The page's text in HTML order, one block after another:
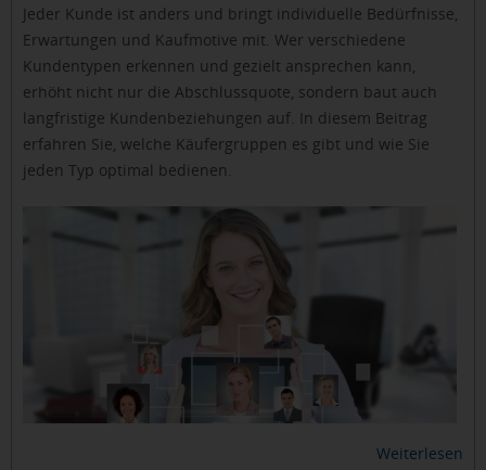
Jeder Kunde ist anders und bringt individuelle Bedürfnisse,
Erwartungen und Kaufmotive mit. Wer verschiedene
Kundentypen erkennen und gezielt ansprechen kann,
erhöht nicht nur die Abschlussquote, sondern baut auch
langfristige Kundenbeziehungen auf. In diesem Beitrag
erfahren Sie, welche Käufergruppen es gibt und wie Sie
jeden Typ optimal bedienen.
Weiterlesen